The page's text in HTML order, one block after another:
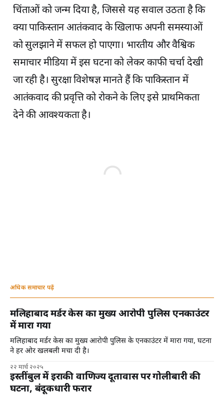
चिंताओं को जन्म दिया है, जिससे यह सवाल उठता है कि
क्या पाकिस्तान आतंकवाद के खिलाफ अपनी समस्याओं
को सुलझाने में सफल हो पाएगा। भारतीय और वैश्विक
समाचार मीडिया में इस घटना को लेकर काफी चर्चा देखी
जा रही है। सुरक्षा विशेषज्ञ मानते हैं कि पाकिस्तान में
आतंकवाद की प्रवृत्ति को रोकने के लिए इसे प्राथमिकता
देने की आवश्यकता है।
अधिक समाचार पढ़ें
मलिहाबाद मर्डर केस का मुख्य आरोपी पुलिस एनकाउंटर
में मारा गया
मलिहाबाद मर्डर केस का मुख्य आरोपी पुलिस के एनकाउंटर में मारा गया, घटना
ने हर ओर खलबली मचा दी है।
२२ मार्च २०२५
इस्तींबुल में इराकी वाणिज्य दूतावास पर गोलीबारी की
घटना, बंदूकधारी फरार